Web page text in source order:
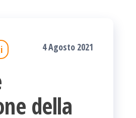
4 Agosto 2021
della